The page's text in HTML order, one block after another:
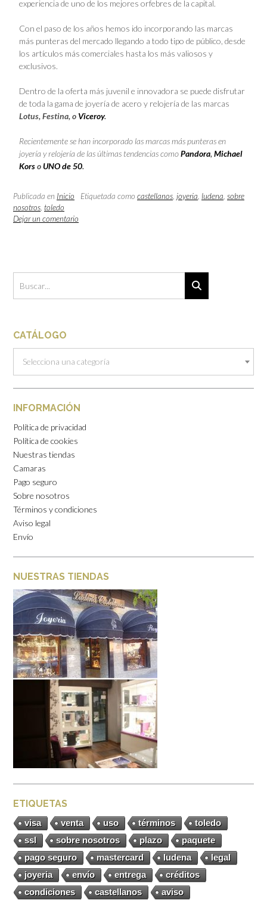
experiencia de uno de los mejores orfebres de la capital.
Con el paso de los años hemos ido incorporando las marcas
más punteras del mercado llegando a todo tipo de público, desde
los artículos más comerciales hasta los más valiosos y
exclusivos.
Dentro de la oferta más juvenil e innovadora se puede disfrutar
de toda la gama de joyería de acero y relojería de las marcas
Lotus, Festina, o Viceroy.
Recientemente se han incorporado las marcas más punteras en
joyería y relojería de las últimas tendencias comoPandora, Michael
KorsoUNO de 50.
Publicada en Inicio Etiquetada como castellanos joyeria ludena sobre
nosotros toledo
Dejar un comentario
CATÁLOGO
Selecciona una categoría
INFORMACIÓN
Política de privacidad
Política de cookies
Nuestras tiendas
Camaras
Pago seguro
Sobre nosotros
Términos y condiciones
Aviso legal
Envío
NUESTRAS TIENDAS
ETIQUETAS
visa venta uso términos
toledo
ssl
sobre nosotros plazo
paquete
pago seguro
mastercard ludena
legal
joyeria
envío entrega
créditos
condiciones
castellanos aviso